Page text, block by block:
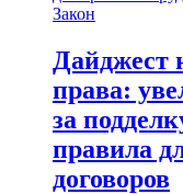
Закон
Дайджест
права:
за
правила
договоров